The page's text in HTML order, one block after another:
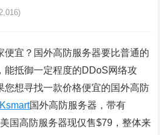
便宜？国外高防服务器要比普通的
能抵御一定程度的DDoS网络攻
您想寻找一款价格便宜的国外高防
国外高防服务器，带有
国高防服务器现仅售$79，整体来